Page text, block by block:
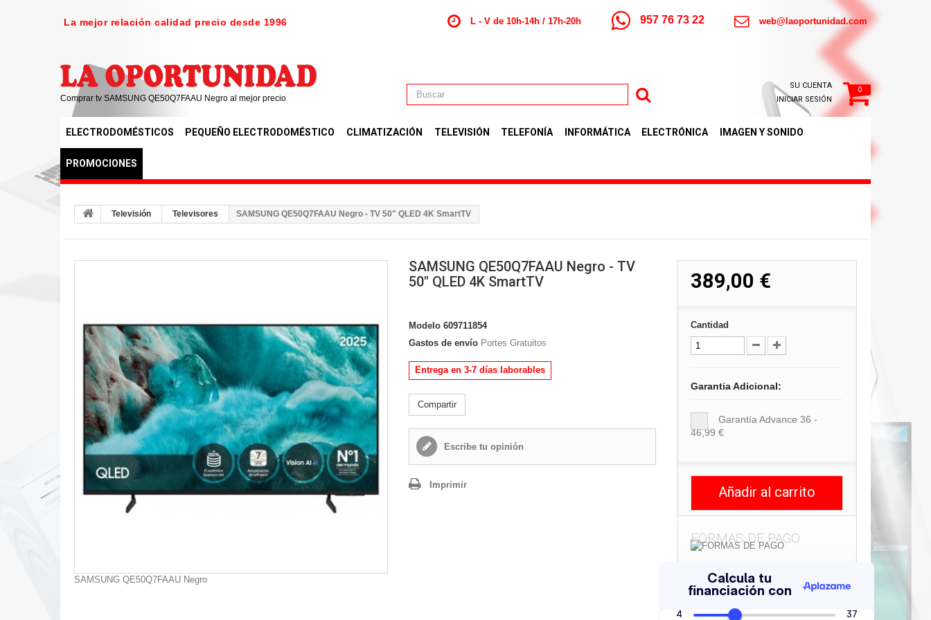
La mejor relación calidad precio desde 1996 L - V de 10h-14h / 17h-20h 957 76 73 22 web@laoportunidad.com
Comprar tv SAMSUNG QE50Q7FAAU Negro al mejor precio
0
SU CUENTA
INICIAR SESIÓN
ELECTRODOMÉSTICOS PEQUEÑO ELECTRODOMÉSTICO CLIMATIZACIÓN TELEVISIÓN TELEFONÍA INFORMÁTICA ELECTRÓNICA IMAGEN Y SONIDO
PROMOCIONES
Televisión Televisores SAMSUNG QE50Q7FAAU Negro - TV 50" QLED 4K SmartTV
SAMSUNG QE50Q7FAAU Negro
SAMSUNG QE50Q7FAAU Negro - TV
50" QLED 4K SmartTV
Modelo 609711854
Gastos de envío Portes Gratuitos
Entrega en 3-7 días laborables
Compartir
Escribe tu opinión
Imprimir
389,00 €
Cantidad
Garantia Adicional:
Garantía Advance 36 -
46,99 €
Añadir al carrito
FORMAS DE PAGO